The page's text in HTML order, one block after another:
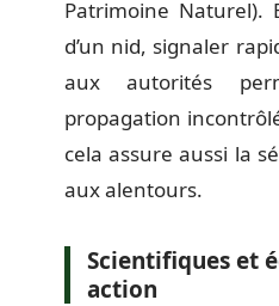
Patrimoine Naturel).
d’un nid, signaler
aux autorités
propagation
cela assure aussi la
aux alentours.
Scientifiques et
action